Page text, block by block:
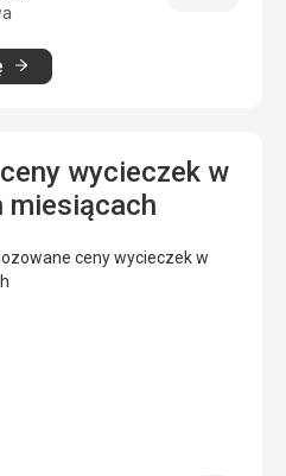
wycieczek w
miesiącach
ceny wycieczek w